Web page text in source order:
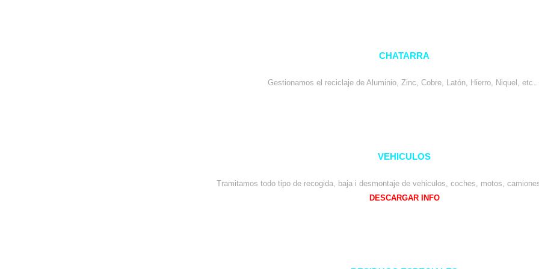
CHATARRA
Gestionamos el reciclaje de Aluminio, Zinc, Cobre, Latón, Hierro, Niquel, etc…
VEHICULOS
Tramitamos todo tipo de recogida, baja i desmontaje de vehiculos, coches, motos,
DESCARGAR INFO